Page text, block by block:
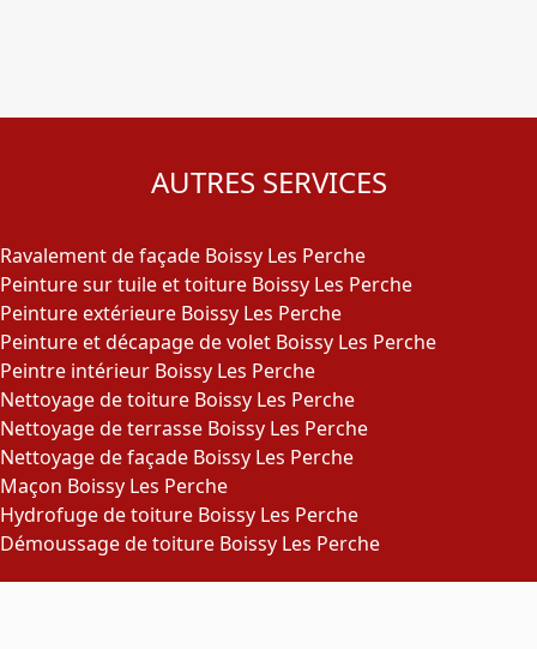
AUTRES SERVICES
Ravalement de façade Boissy Les Perche
Peinture sur tuile et toiture Boissy Les Perche
Peinture extérieure Boissy Les Perche
Peinture et décapage de volet Boissy Les Perche
Peintre intérieur Boissy Les Perche
Nettoyage de toiture Boissy Les Perche
Nettoyage de terrasse Boissy Les Perche
Nettoyage de façade Boissy Les Perche
Maçon Boissy Les Perche
Hydrofuge de toiture Boissy Les Perche
Démoussage de toiture Boissy Les Perche